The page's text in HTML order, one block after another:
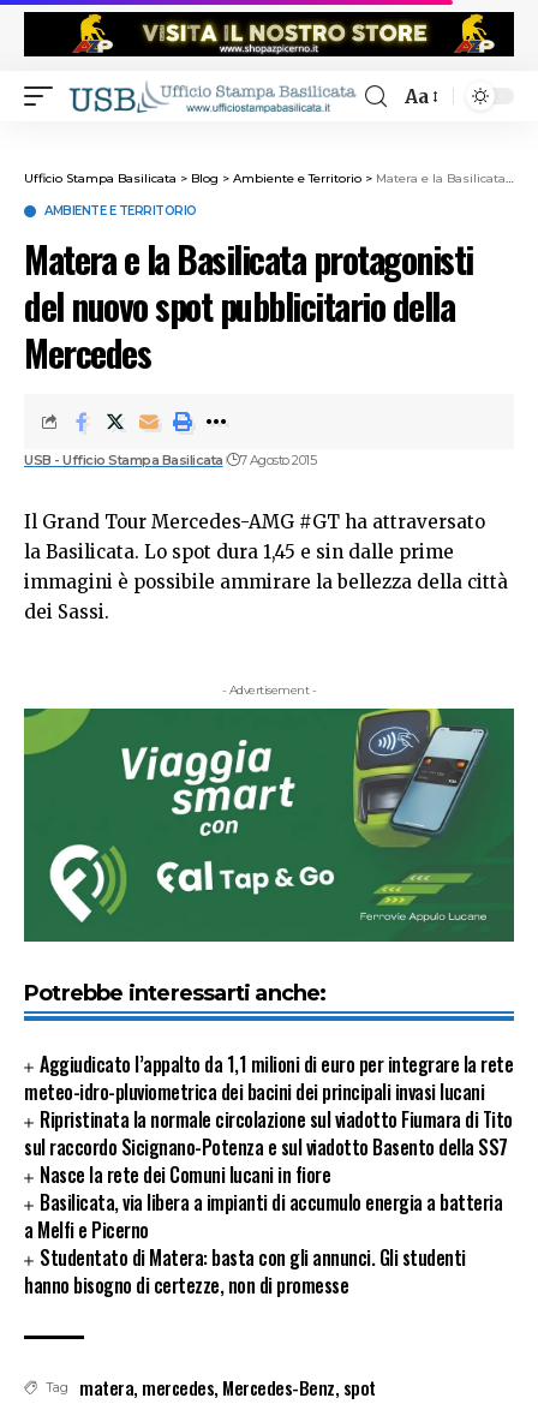
Aa
Ufficio Stampa Basilicata > Blog > Ambiente e Territorio > Matera e la Basilicata protagonisti del nuovo spot pubblicitario della Mercedes
AMBIENTE E TERRITORIO
Matera e la Basilicata protagonisti
del nuovo spot pubblicitario della
Mercedes
USB - Ufficio Stampa Basilicata 7 Agosto 2015
Il Grand Tour Mercedes-AMG #GT ha attraversato
la Basilicata. Lo spot dura 1,45 e sin dalle prime
immagini è possibile ammirare la bellezza della città
dei Sassi.
- Advertisement -
Potrebbe interessarti anche:
Aggiudicato l’appalto da 1,1 milioni di euro per integrare la rete
meteo-idro-pluviometrica dei bacini dei principali invasi lucani
Ripristinata la normale circolazione sul viadotto Fiumara di Tito
sul raccordo Sicignano-Potenza e sul viadotto Basento della SS7
Nasce la rete dei Comuni lucani in fiore
Basilicata, via libera a impianti di accumulo energia a batteria
a Melfi e Picerno
Studentato di Matera: basta con gli annunci. Gli studenti
hanno bisogno di certezze, non di promesse
Tag matera, mercedes, Mercedes-Benz, spot